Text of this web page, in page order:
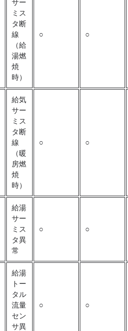
サー
ミス
タ断
線
（給
湯燃
焼
時）
○ ○
給気
サー
ミス
タ断
線
（暖
房燃
焼
時）
○ ○
給湯
サー
ミス
タ異
常
○ ○
給湯
トー
タル
流量
セン
サ異
○ ○